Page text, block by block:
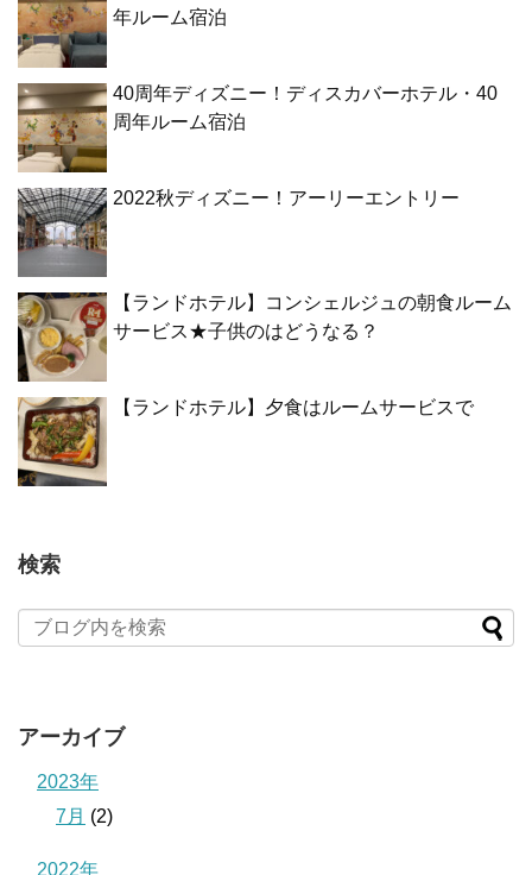
年ルーム宿泊
40周年ディズニー！ディスカバーホテル・40
周年ルーム宿泊
2022秋ディズニー！アーリーエントリー
【ランドホテル】コンシェルジュの朝食ルーム
サービス★子供のはどうなる？
【ランドホテル】夕食はルームサービスで
検索
アーカイブ
2023年
7月 (2)
2022年